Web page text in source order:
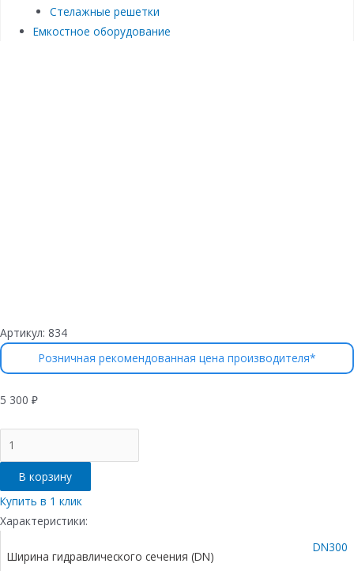
Стелажные решетки
Емкостное оборудование
Артикул: 834
Розничная рекомендованная цена производителя*
5 300 ₽
товара
Лоток
водоотводный
Gidrolica
Standart
ЛВ-30.38.48
пластиковый
В корзину
Купить в 1 клик
Характеристики:
Ширина гидравлического сечения (DN)
DN300